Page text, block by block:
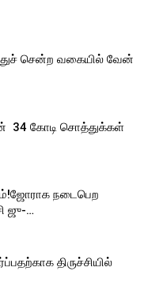
சென்ற வகையில் வேன்
₹ 34 கோடி சொத்துக்கள்
நடைபெற
ஜு-…
திருச்சியில்